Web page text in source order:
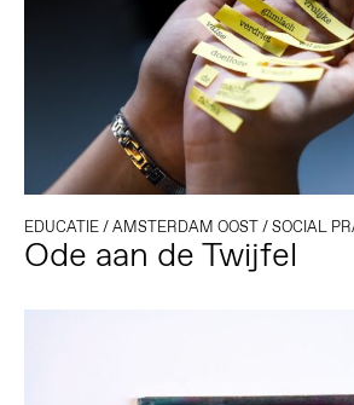
EDUCATIE/AMSTERDAM OOST/SOCIAL
Ode aan de Twijfel